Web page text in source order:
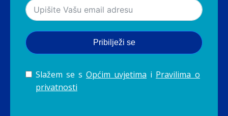
Pribilježi se
Slažem se s Općim uvjetima i Pravilima o
privatnosti